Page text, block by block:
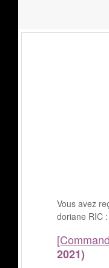
Vous avez
doriane RIC :
2021)